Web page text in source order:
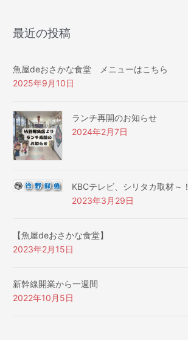
最近の投稿
魚屋deおさかな食堂 メニューはこちら
2025年9月10日
ランチ再開のお知らせ
2024年2月7日
KBCテレビ、シリタカ取材～！
2023年3月29日
【魚屋deおさかな食堂】
2023年2月15日
新幹線開業から一週間
2022年10月5日